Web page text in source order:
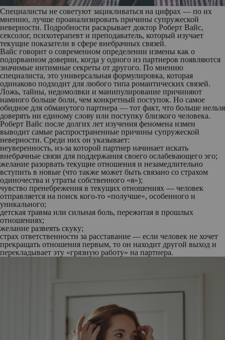
Специалисты не советуют зацикливаться на цифрах — по их
мнению, лучше проанализировать причины супружеской
неверности. Подробности раскрывает доктор Роберт Вайс,
сексолог, психотерапевт и преподаватель, который изучает
текущие показатели в сфере внебрачных связей.
Вайс говорит о современном определении измены как о
подорванном доверии, когда у одного из партнеров появляются
значимые интимные секреты от другого. По мнению
специалиста, это универсальная формулировка, которая
одинаково подходит для любого типа романтических связей.
Ложь, тайны, недомолвки и манипулирование причиняют
намного больше боли, чем конкретный поступок. Но самое
обидное для обманутого партнера — тот факт, что больше нельзя
доверять ни единому слову или поступку близкого человека.
Роберт Вайс после долгих лет изучения феномена измен
выводит самые распространенные причины супружеской
неверности. Среди них он указывает:
неуверенность, из-за которой партнер начинает искать
внебрачные связи для поддержания своего ослабевающего эго;
желание разорвать текущие отношения и незамедлительно
вступить в новые (что также может быть связано со страхом
одиночества и утраты собственного «я»);
чувство пренебрежения в текущих отношениях — человек
отправляется на поиск кого-то «получше», особенного и
уникального;
детская травма или сильная боль, пережитая в прошлых
отношениях;
желание развеять скуку;
страх ответственности за расставание — если человек не хочет
прекращать отношения первым, то он находит другой выход и
перекладывает эту «грязную работу» на партнера.